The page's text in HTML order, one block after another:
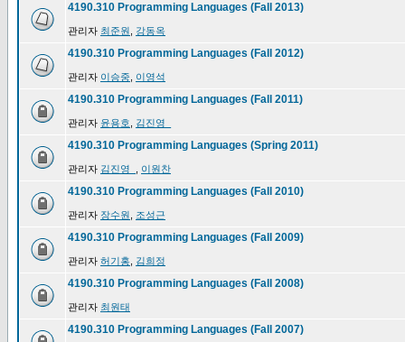
4190.310 Programming Languages (Fall 2013)
관리자 최준원 강동옥
4190.310 Programming Languages (Fall 2012)
관리자 이승중 이영석
4190.310 Programming Languages (Fall 2011)
관리자 윤용호 김진영_
4190.310 Programming Languages (Spring 2011)
관리자 김진영_ 이원찬
4190.310 Programming Languages (Fall 2010)
관리자 장수원 조성근
4190.310 Programming Languages (Fall 2009)
관리자 허기홍 김희정
4190.310 Programming Languages (Fall 2008)
관리자 최원태
4190.310 Programming Languages (Fall 2007)